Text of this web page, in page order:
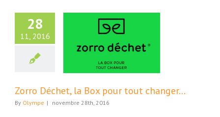
28
11, 2016
la Box
changer…
Zorro Déchet, la Box pour tout changer…
By Olympe | novembre 28th, 2016